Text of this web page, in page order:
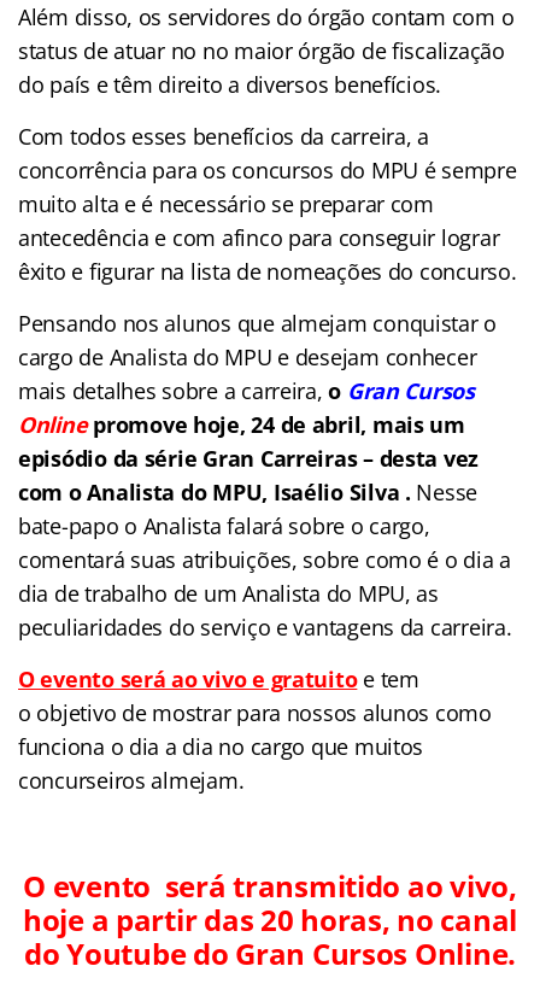
Além disso, os servidores do órgão contam com o
status de atuar no no maior órgão de fiscalização
do país e têm direito a diversos benefícios.
Com todos esses benefícios da carreira, a
concorrência para os concursos do MPU é sempre
muito alta e é necessário se preparar com
antecedência e com afinco para conseguir lograr
êxito e figurar na lista de nomeações do concurso.
Pensando nos alunos que almejam conquistar o
cargo de Analista do MPU e desejam conhecer
mais detalhes sobre a carreira,o Gran Cursos
Onlinepromove hoje, 24 de abril, mais um
episódio da série Gran Carreiras – desta vez
com o Analista do MPU, Isaélio Silva . Nesse
bate-papo o Analista falará sobre o cargo,
comentará suas atribuições, sobre como é o dia a
dia de trabalho de um Analista do MPU, as
peculiaridades do serviço e vantagens da carreira.
O evento será ao vivo e gratuito e tem
o objetivo de mostrar para nossos alunos como
funciona o dia a dia no cargo que muitos
concurseiros almejam.
O evento será transmitido ao vivo,
hoje a partir das 20 horas, no canal
do Youtube do Gran Cursos Online.